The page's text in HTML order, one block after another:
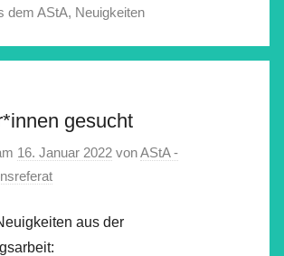
dem AStA, Neuigkeiten
gesucht
16. Januar 2022 vonAStA -
aus der